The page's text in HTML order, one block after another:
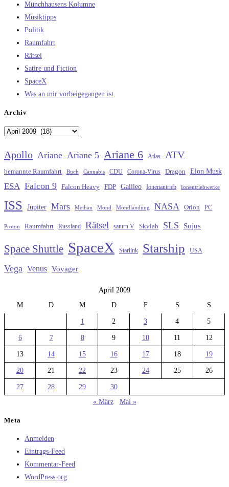
Münchhausens Kolumne
Musiktipps
Politik
Raumfahrt
Rätsel
Satire und Fiction
SpaceX
Was an mir vorbeigegangen ist
Archiv
Archiv
Apollo Ariane Ariane 5 Ariane 6 Atlas ATV
bemannte Raumfahrt Buch Cannabis CDU Corona-Virus Dragon Elon Musk
ESA Falcon 9 Falcon Heavy FDP Galileo Ionenantrieb Ionentriebwerke
ISS Jupiter Mars Methan Mond Mondlandung NASA Orion PC
Proton Raumfahrt Russland Rätsel saturn V Skylab SLS Sojus
Space Shuttle SpaceX Starlink Starship USA
Vega Venus Voyager
April 2009
M
D M D F S S
1 2 3 4 5
6 7 8 9 10 11 12
13 14 15 16 17 18 19
20 21 22 23 24 25 26
27 28 29
30
« März
Mai »
Meta
Anmelden
Eintrags-Feed
Kommentar-Feed
WordPress.org